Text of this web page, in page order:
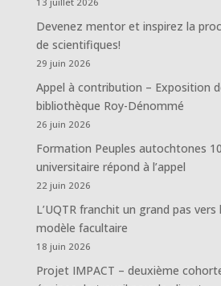
Devenez mentor et inspirez la
de scientifiques!
29 juin 2026
Appel à contribution – Exposition
bibliothèque Roy-Dénommé
26 juin 2026
Formation Peuples autochtones
universitaire répond à l’appel
22 juin 2026
L’UQTR franchit un grand pas
modèle facultaire
18 juin 2026
Projet IMPACT – deuxième